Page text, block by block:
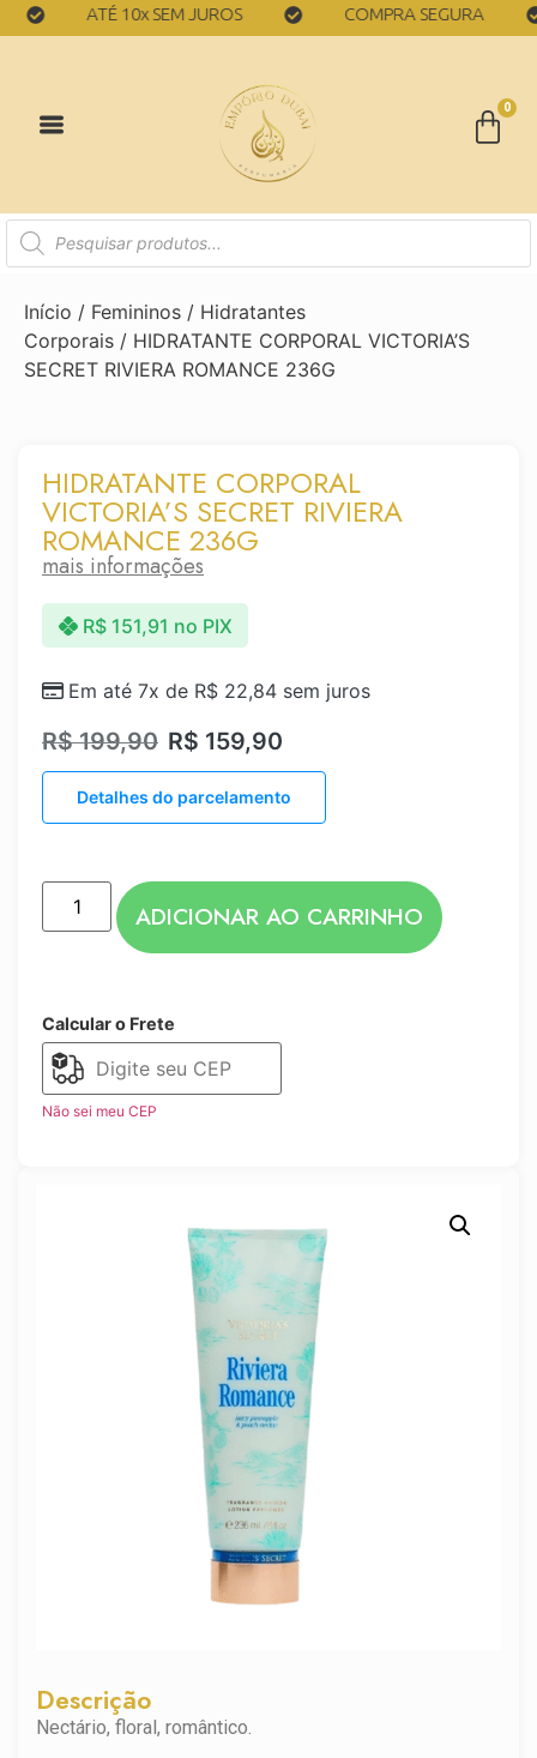
ATÉ 10x SEM JUROS COMPRA SEGURA
0
Início / Femininos / Hidratantes
Corporais / HIDRATANTE CORPORAL VICTORIA’S
SECRET RIVIERA ROMANCE 236G
Descrição
Nectário, floral, romântico.
HIDRATANTE CORPORAL
VICTORIA’S SECRET RIVIERA
ROMANCE 236G
mais informações
R$199,90 R$ 159,90
Em até 7x de R$ 22,84 sem juros
R$151,91 no PIX
Detalhes do parcelamento
ADICIONAR AO CARRINHO
Calcular o Frete
Não sei meu CEP